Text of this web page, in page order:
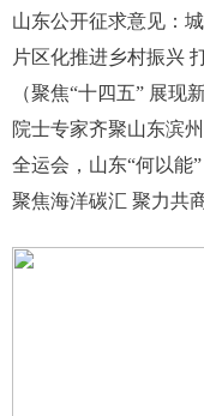
片区化推进乡村振兴
院士专家齐聚山东滨
全运会，山东“何以能”
聚焦海洋碳汇 聚力共